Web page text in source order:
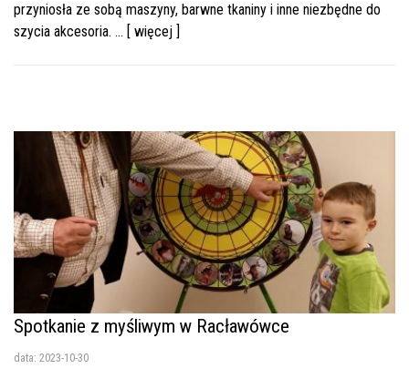
przyniosła ze sobą maszyny, barwne tkaniny i inne niezbędne do
szycia akcesoria. ... [ więcej ]
Spotkanie z myśliwym w Racławówce
data: 2023-10-30